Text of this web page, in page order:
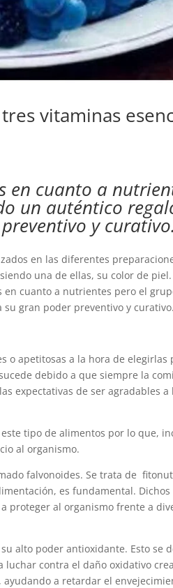
vitaminas
en cuanto a
un auténtico
y curativo.
en las diferentes
una de ellas, su color de
cuanto a nutrientes pero el
gran poder preventivo y curativo.
o apetitosas a la hora de
debido a que siempre la
expectativas de ser agradables a
tipo de alimentos por lo que,
al organismo.
falvonoides. Se trata de
es fundamental.
proteger al organismo frente a
alto poder antioxidante. Esto se
contra el daño oxidativo
a retardar el